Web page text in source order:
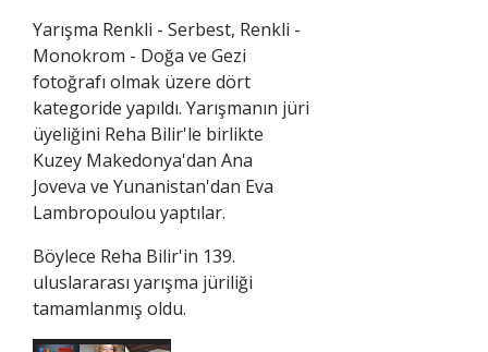
Yarışma Renkli - Serbest, Renkli -
Monokrom - Doğa ve Gezi
fotoğrafı olmak üzere dört
kategoride yapıldı. Yarışmanın jüri
üyeliğini Reha Bilir'le birlikte
Kuzey Makedonya'dan Ana
Joveva ve Yunanistan'dan Eva
Lambropoulou yaptılar.
Böylece Reha Bilir'in 139.
uluslararası yarışma jüriliği
tamamlanmış oldu.